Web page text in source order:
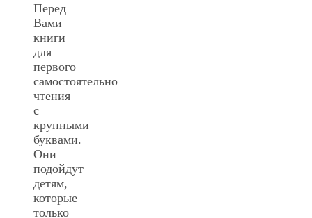
Перед
Вами
книги
для
первого
самостоятельно
чтения
с
крупными
буквами.
Они
подойдут
детям,
которые
только